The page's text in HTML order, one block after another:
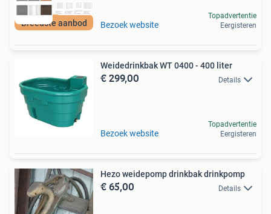
Breedste aanbod Bezoek website
Topadvertentie
Eergisteren
Weidedrinkbak WT 0400 - 400 liter
€ 299,00 Details
Bezoek website
Topadvertentie
Eergisteren
Hezo weidepomp drinkbak drinkpomp
€ 65,00 Details